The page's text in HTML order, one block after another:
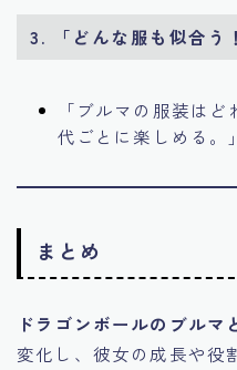
3. 「どんな服も似合う
「ブルマの服装は
代ごとに楽しめる。」
まとめ
ドラゴンボールのブルマ
変化し、彼女の成長や役